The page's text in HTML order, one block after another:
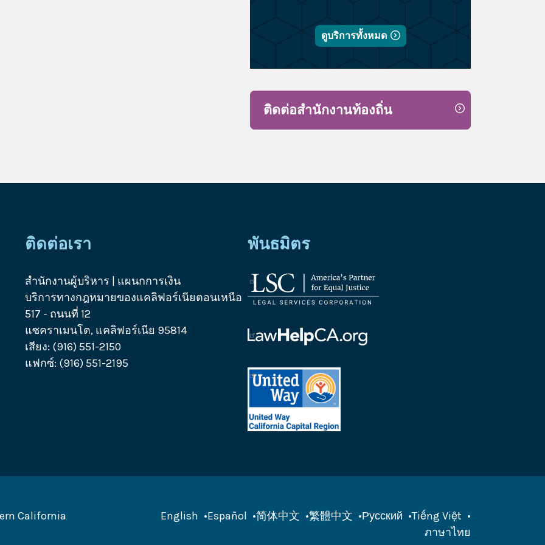
ดูบริการทั้งหมด
ติดต่อสำนักงานท้องถิ่น
ติดต่อเรา
สำนักงานผู้บริหาร | แผนกการเงิน
บริการทางกฎหมายของแคลิฟอร์เนียตอนเหนือ
517 - ถนนที่ 12
แซคราเมนโต, แคลิฟอร์เนีย 95814
เสียง: (916) 551-2150
แฟกซ์: (916) 551-2195
พันธมิตร
โลโก้
บริษัท
ทาง
โลโก้
ช่วย
เหลือ
กฎหมาย
แคลิฟอร์เนีย
โลโก้
United
Way
California
California
English Español 简体中文 繁體中文 Русский
Tiếng Việt
ภาษาไทย